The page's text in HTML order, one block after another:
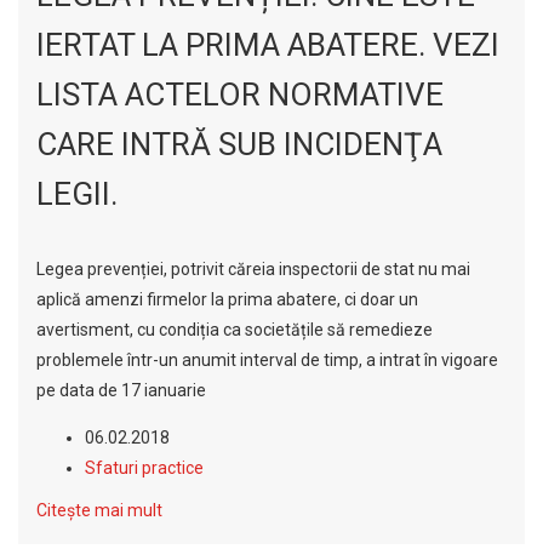
IERTAT LA PRIMA ABATERE. VEZI
LISTA ACTELOR NORMATIVE
CARE INTRĂ SUB INCIDENŢA
LEGII.
Legea prevenției, potrivit căreia inspectorii de stat nu mai
aplică amenzi firmelor la prima abatere, ci doar un
avertisment, cu condiția ca societățile să remedieze
problemele într-un anumit interval de timp, a intrat în vigoare
pe data de 17 ianuarie
06.02.2018
Sfaturi practice
Citește mai mult